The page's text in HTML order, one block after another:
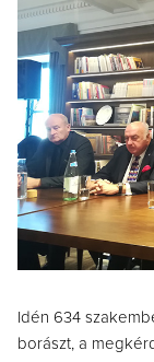
Idén 634
borászt, a